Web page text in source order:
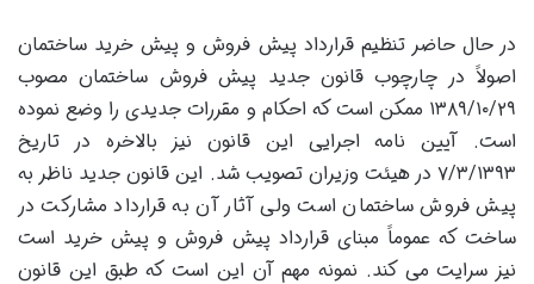
در حال حاضر تنظیم قرارداد پیش فروش و پیش خرید ساختمان
اصولاً در چارچوب قانون جدید پیش فروش ساختمان مصوب
۱۳۸۹/۱۰/۲۹ ممکن است که احکام و مقررات جدیدی را وضع نموده
است. آیین نامه اجرایی این قانون نیز بالاخره در تاریخ
۷/۳/۱۳۹۳ در هیئت وزیران تصویب شد. این قانون جدید ناظر به
پیش فروش ساختمان است ولی آثار آن به قرارداد مشارکت در
ساخت که عموماً مبنای قرارداد پیش فروش و پیش خرید است
نیز سرایت می کند. نمونه مهم آن این است که طبق این قانون